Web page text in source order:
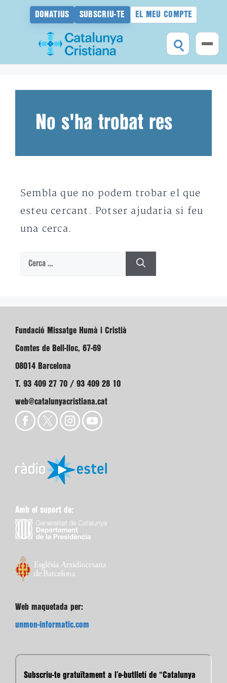
DONATIUS SUBSCRIU-TE EL MEU COMPTE
No s'ha trobat res
Sembla que no podem trobar el que
esteu cercant. Potser ajudaria si feu
una cerca.
Cerca:
Fundació Missatge Humà i Cristià
Comtes de Bell-lloc, 67-69
08014 Barcelona
T. 93 409 27 70 / 93 409 28 10
web@catalunyacristiana.cat
Amb el suport de:
Web maquetada per:
unmon-informatic.com
Subscriu-te gratuïtament a l’e-butlletí de “Catalunya